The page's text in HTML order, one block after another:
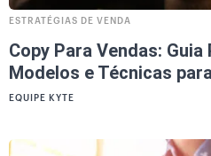
ESTRATÉGIAS DE VENDA
Copy Para Vendas:
Modelos e Técnicas
EQUIPE KYTE